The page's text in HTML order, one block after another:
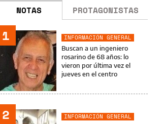
NOTAS PROTAGONISTAS
1
INFORMACIÓN GENERAL
Buscan a un ingeniero
rosarino de 68 años: lo
vieron por última vez el
jueves en el centro
2
INFORMACIÓN GENERAL